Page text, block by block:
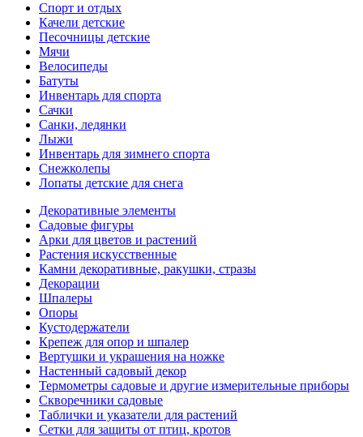
Спорт и отдых
Качели детские
Песочницы детские
Мячи
Велосипеды
Батуты
Инвентарь для спорта
Сачки
Санки, ледянки
Лыжи
Инвентарь для зимнего спорта
Снежколепы
Лопаты детские для снега
Декоративные элементы
Садовые фигуры
Арки для цветов и растений
Растения искусственные
Камни декоративные, ракушки, стразы
Декорации
Шпалеры
Опоры
Кустодержатели
Крепеж для опор и шпалер
Вертушки и украшения на ножке
Настенный садовый декор
Термометры садовые и другие измерительные приборы
Скворечники садовые
Таблички и указатели для растений
Сетки для защиты от птиц, кротов